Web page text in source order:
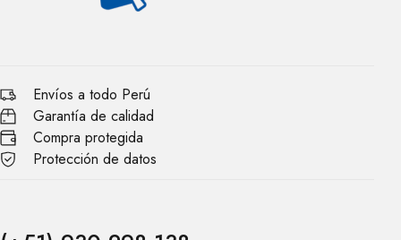
Envíos a todo Perú
Garantía de calidad
Compra protegida
Protección de datos